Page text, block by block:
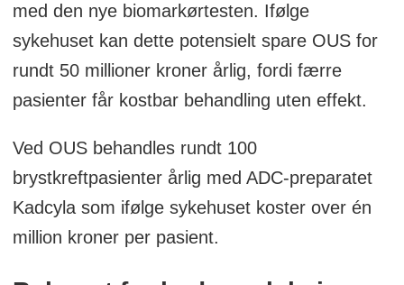
binder antistoffet og cellegiften
sammen.
Målet er å levere cellegiften mer presist
Behandlingen kan likevel gi betydelige
bivirkninger, og ikke alle pasienter har
effekt.
med den nye biomarkørtesten. Ifølge
sykehuset kan dette potensielt spare OUS for
rundt 50 millioner kroner årlig, fordi færre
pasienter får kostbar behandling uten effekt.
Ved OUS behandles rundt 100
brystkreftpasienter årlig med ADC-preparatet
Kadcyla som ifølge sykehuset koster over én
million kroner per pasient.